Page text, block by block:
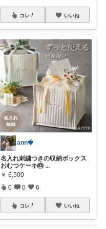
コレ いいね
ann🍓
名入れ刺繍つきの収納ボックス
おむつケーキ🎂 ...
￥ 6,500
0 0 6
コレ いいね